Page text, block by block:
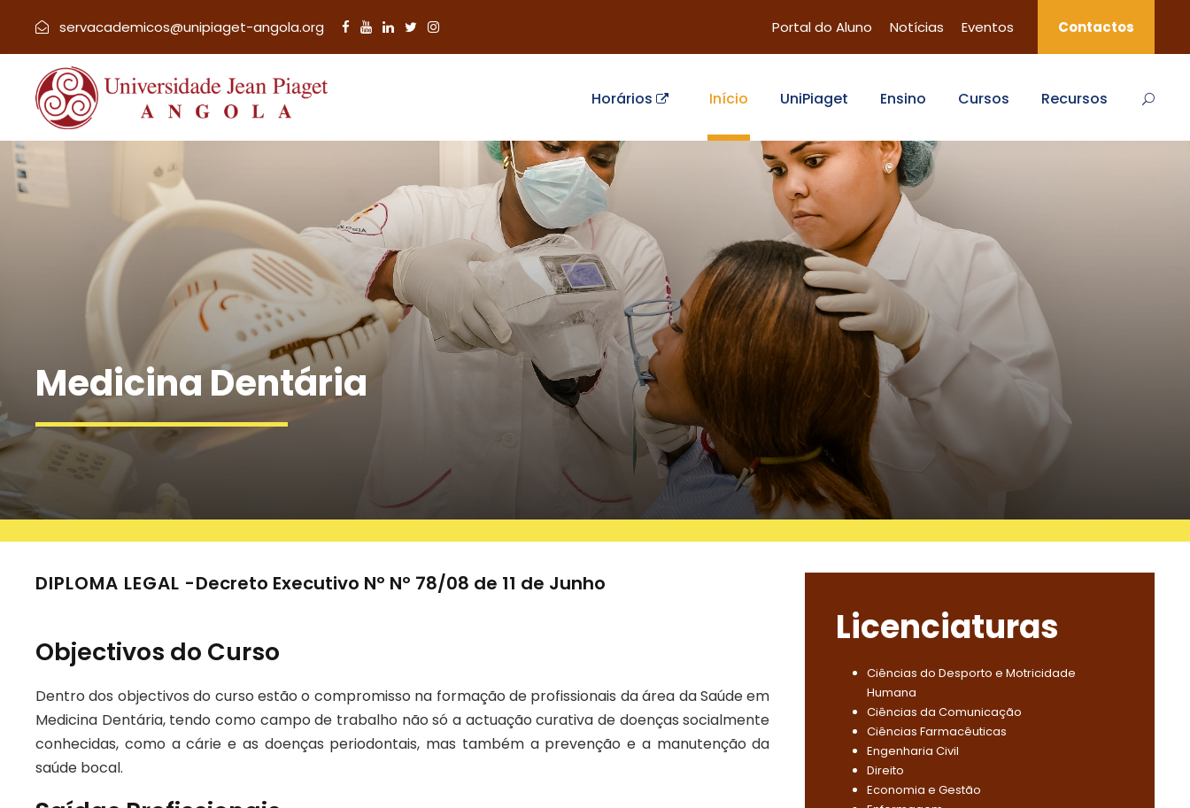
servacademicos@unipiaget-angola.org Portal do Aluno Notícias Eventos Contactos
Horários Início UniPiaget Ensino Cursos Recursos
Medicina Dentária
DIPLOMA LEGAL -Decreto Executivo Nº Nº 78/08 de 11 de Junho
Objectivos do Curso
Dentro dos objectivos do curso estão o compromisso na formação de profissionais da área da Saúde em
Medicina Dentária, tendo como campo de trabalho não só a actuação curativa de doenças socialmente
conhecidas, como a cárie e as doenças periodontais, mas também a prevenção e a manutenção da
saúde bocal.
Licenciaturas
Ciências do Desporto e Motricidade
Humana
Ciências da Comunicação
Ciências Farmacêuticas
Engenharia Civil
Direito
Economia e Gestão